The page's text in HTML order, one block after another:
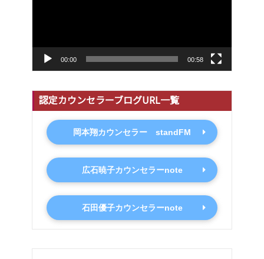
00:00 00:58
認定カウンセラーブログURL一覧
岡本翔カウンセラー standFM
広石暁子カウンセラーnote
石田優子カウンセラーnote